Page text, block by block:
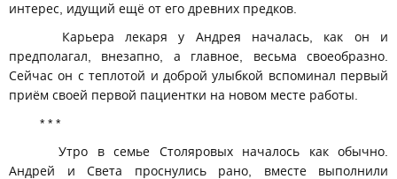
интерес, идущий ещё от его древних предков.
Карьера лекаря у Андрея началась, как он и
предполагал, внезапно, а главное, весьма своеобразно.
Сейчас он с теплотой и доброй улыбкой вспоминал первый
приём своей первой пациентки на новом месте работы.
* * *
Утро в семье Столяровых началось как обычно.
Андрей и Света проснулись рано, вместе выполнили